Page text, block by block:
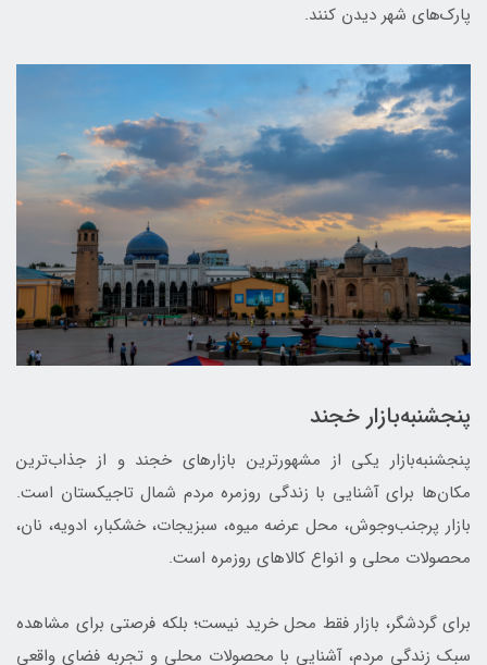
پارک‌های شهر دیدن کنند.
پنجشنبه‌بازار خجند
پنجشنبه‌بازار یکی از مشهورترین بازارهای خجند و از جذاب‌ترین
مکان‌ها برای آشنایی با زندگی روزمره مردم شمال تاجیکستان است.
بازار پرجنب‌وجوش، محل عرضه میوه، سبزیجات، خشکبار، ادویه، نان،
محصولات محلی و انواع کالاهای روزمره است.
برای گردشگر، بازار فقط محل خرید نیست؛ بلکه فرصتی برای مشاهده
سبک زندگی مردم، آشنایی با محصولات محلی و تجربه فضای واقعی